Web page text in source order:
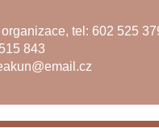
tel: 602 525
843